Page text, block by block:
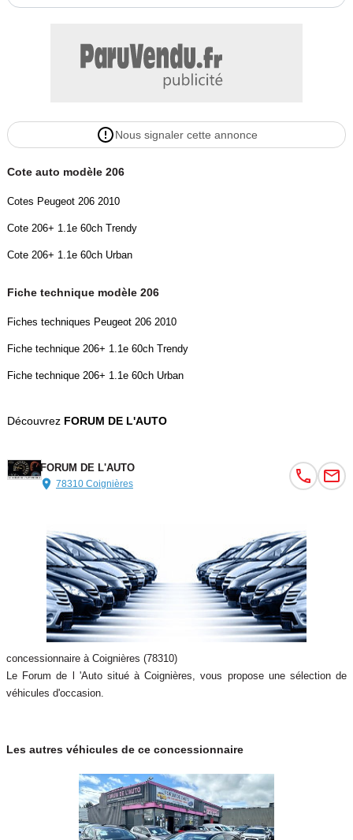
Nous signaler cette annonce
Cote auto modèle 206
Cotes Peugeot 206 2010
Cote 206+ 1.1e 60ch Trendy
Cote 206+ 1.1e 60ch Urban
Fiche technique modèle 206
Fiches techniques Peugeot 206 2010
Fiche technique 206+ 1.1e 60ch Trendy
Fiche technique 206+ 1.1e 60ch Urban
Découvrez FORUM DE L'AUTO
FORUM DE L'AUTO
78310 Coignières
concessionnaire à Coignières (78310)
Le Forum de l 'Auto situé à Coignières, vous propose une sélection de
véhicules d'occasion.
Les autres véhicules de ce concessionnaire